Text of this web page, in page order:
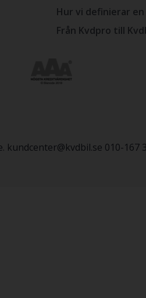
Hur vi definierar
Från Kvdpro till
010-167